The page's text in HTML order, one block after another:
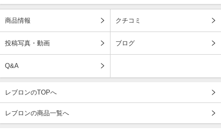
商品情報 クチコミ
投稿写真・動画 ブログ
Q&A
レブロンのTOPへ
レブロンの商品一覧へ